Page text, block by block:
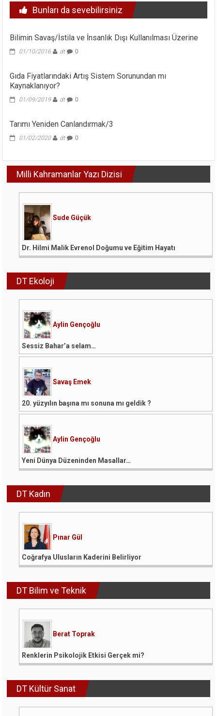
Bunları da sevebilirsiniz
Bilimin Savaş/İstila ve İnsanlık Dışı Kullanılması Üzerine
01/10/2016 dt 0
Gıda Fiyatlarındaki Artış Sistem Sorunundan mı
Kaynaklanıyor?
01/09/2019 dt 0
Tarımı Yeniden Canlandırmak/3
01/02/2020 dt 0
Milli Kahramanlar Yazı Dizisi
Sude Güçük
Dr. Hilmi Malik Evrenol Doğumu ve Eğitim Hayatı
DT Ekoloji
Aylin Gençoğlu
Sessiz Bahar’a selam…
Savaş Emek
20. yüzyılın başına mı sonuna mı geldik ?
Aylin Gençoğlu
Yeni Dünya Düzeninden Masallar…
DT Kadın
Pınar Gül
Coğrafya Ulusların Kaderini Belirliyor
DT Bilim ve Teknik
Berat Toprak
Renklerin Psikolojik Etkisi Gerçek mi?
DT Kültür Sanat